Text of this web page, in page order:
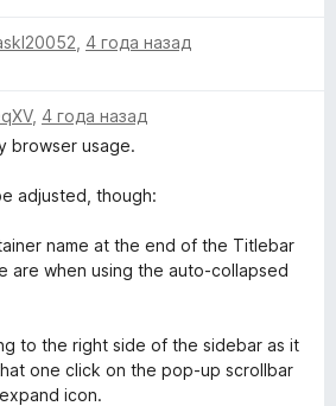
4 года назад
, 4 года назад
browser usage.
adjusted, though:
name at the end of the Titlebar
are when using the auto-collapsed
to the right side of the sidebar as it
one click on the pop-up scrollbar
icon.